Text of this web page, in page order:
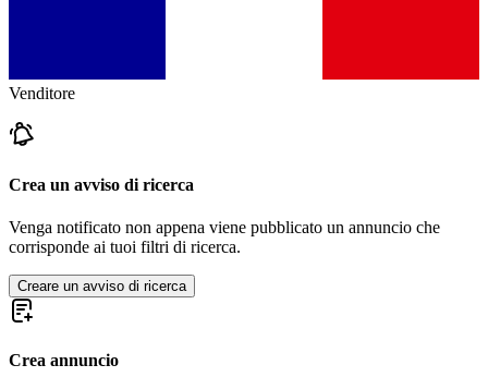
Venditore
Crea un avviso di ricerca
Venga notificato non appena viene pubblicato un annuncio che
corrisponde ai tuoi filtri di ricerca.
Creare un avviso di ricerca
Crea annuncio